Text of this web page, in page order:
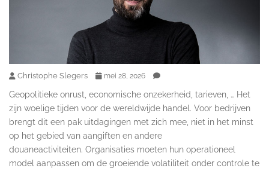
Christophe Slegers mei 28, 2026
Geopolitieke onrust, economische onzekerheid, tarieven, … Het
zijn woelige tijden voor de wereldwijde handel. Voor bedrijven
brengt dit een pak uitdagingen met zich mee, niet in het minst
op het gebied van aangiften en andere
douaneactiviteiten. Organisaties moeten hun operationeel
model aanpassen om de groeiende volatiliteit onder controle te